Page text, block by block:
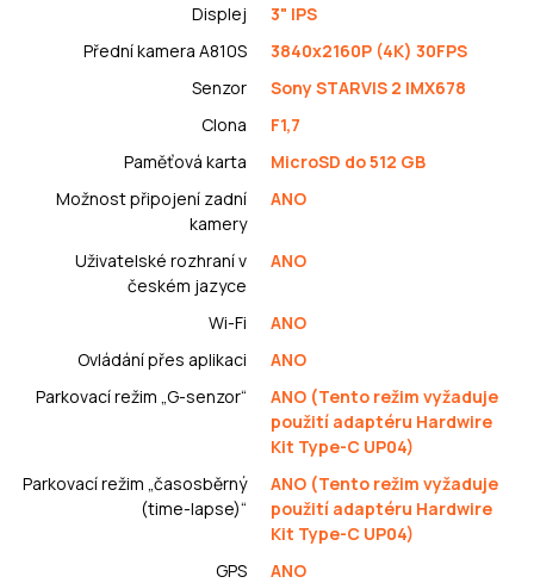
Displej
3" IPS
Přední kamera A810S
3840x2160P (4K) 30FPS
Senzor
Sony STARVIS 2 IMX678
Clona
F1,7
Paměťová karta
MicroSD do 512 GB
Možnost připojení zadní
kamery
ANO
Uživatelské rozhraní v
českém jazyce
ANO
Wi-Fi
ANO
Ovládání přes aplikaci
ANO
Parkovací režim „G-senzor“
ANO (Tento režim vyžaduje
použití adaptéru Hardwire
Kit Type-C UP04)
Parkovací režim „časosběrný
(time-lapse)“
ANO (Tento režim vyžaduje
použití adaptéru Hardwire
Kit Type-C UP04)
GPS
ANO